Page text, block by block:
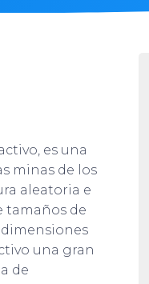
es una
minas de los
aleatoria e
tamaños de
dimensiones
una gran
de